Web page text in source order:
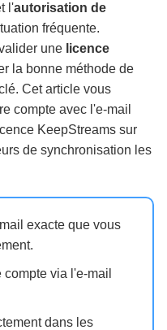
l'autorisation de
fréquente.
une licence
la bonne méthode de
Cet article vous
compte avec l'e-mail
KeepStreams sur
de synchronisation les
exacte que vous
via l'e-mail
dans les